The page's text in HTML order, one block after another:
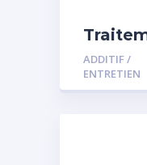
spécial
ADDITIF /
ENTRETIEN